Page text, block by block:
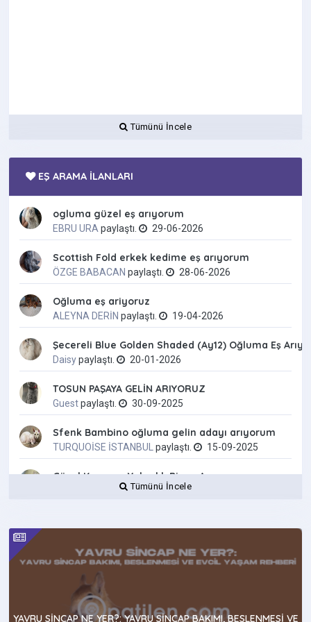
Tümünü İncele
EŞ ARAMA İLANLARI
ogluma güzel eş arıyorum
EBRU URA paylaştı. 29-06-2026
Scottish Fold erkek kedime eş arıyorum
ÖZGE BABACAN paylaştı. 28-06-2026
Oğluma eş ariyoruz
ALEYNA DERİN paylaştı. 19-04-2026
Şecereli Blue Golden Shaded (Ay12) Oğluma Eş
Daisypaylaştı. 20-01-2026
TOSUN PAŞAYA GELİN ARIYORUZ
Guestpaylaştı. 30-09-2025
Sfenk Bambino oğluma gelin adayı arıyorum
TURQUOİSE İSTANBUL paylaştı. 15-09-2025
Güzel Kızımıza Yakışıklı Bir eş Arıyoruz
21-05-2025
Dişi pomeranian köpeğimize eş arıyoruz!
paylaştı.
Erkek Tekir Kedimize Eş Arıyoruz!!!
Tümünü İncele
YAVRU SINCAP NE YER?: YAVRU SINCAP BAKIMI, BESLENMESI VE